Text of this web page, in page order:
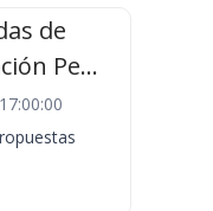
de
Pe...